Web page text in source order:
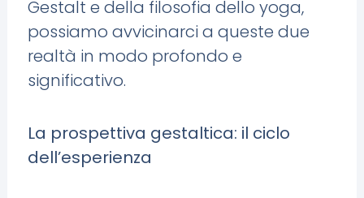
Gestalt e della filosofia dello yoga,
possiamo avvicinarci a queste due
realtà in modo profondo e
significativo.
La prospettiva gestaltica: il ciclo
dell’esperienza